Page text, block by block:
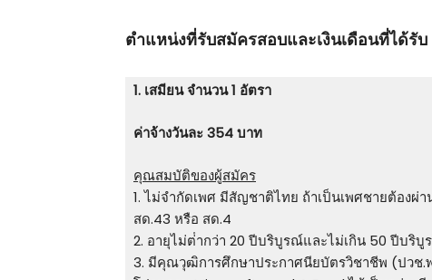
ตําแหน่งที่รับสมัครสอบและเงินเดือนที่ได้รับ
1. เสมียน จํานวน 1 อัตรา
ค่าจ้างวันละ 354 บาท
คุณสมบัติของผู้สมัคร
1. ไม่จํากัดเพศ มีสัญชาติไทย ถ้าเป็นเพศชายต้อง
สด.43 หรือ สด.4
2. อายุไม่ต่ํากว่า 20 ปีบริบูรณ์และไม่เกิน 50 ปีบริ
3. มีคุณวุฒิการศึกษาประกาศนียบัตรวิชาชีพ (ปวช.